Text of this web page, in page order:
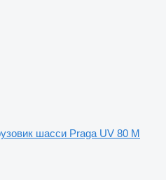
шасси Praga UV 80 M